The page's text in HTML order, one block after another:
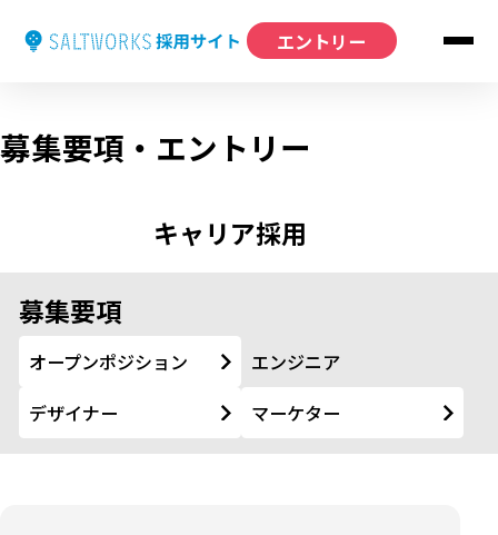
エントリー
募集要項・エントリー
キャリア採用
募集要項
オープンポジション
エンジニア
デザイナー
マーケター